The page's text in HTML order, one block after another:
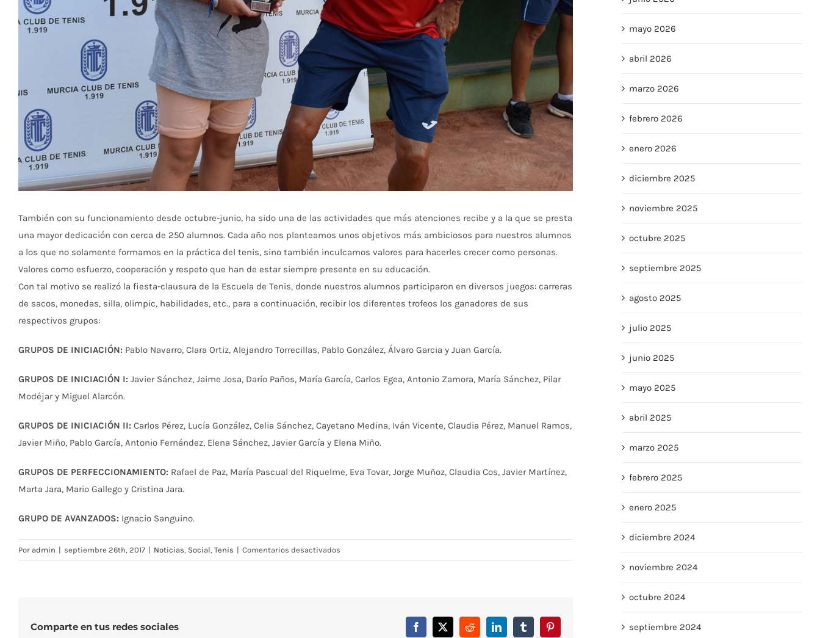
También con su funcionamiento desde octubre-junio, ha sido una de las actividades que más atenciones recibe y a la que se presta
una mayor dedicación con cerca de 250 alumnos. Cada año nos planteamos unos objetivos más ambiciosos para nuestros alumnos
a los que no solamente formamos en la práctica del tenis, sino también inculcamos valores para hacerles crecer como personas.
Valores como esfuerzo, cooperación y respeto que han de estar siempre presente en su educación.
Con tal motivo se realizó la fiesta-clausura de la Escuela de Tenis, donde nuestros alumnos participaron en diversos juegos: carreras
de sacos, monedas, silla, olimpic, habilidades, etc., para a continuación, recibir los diferentes trofeos los ganadores de sus
respectivos grupos:
GRUPOS DE INICIACIÓN: Pablo Navarro, Clara Ortiz, Alejandro Torrecillas, Pablo González, Álvaro Garcia y Juan García.
GRUPOS DE INICIACIÓN I: Javier Sánchez, Jaime Josa, Darío Paños, María García, Carlos Egea, Antonio Zamora, María Sánchez, Pilar
Modéjar y Miguel Alarcón.
GRUPOS DE INICIACIÓN II: Carlos Pérez, Lucía González, Celia Sánchez, Cayetano Medina, Iván Vicente, Claudia Pérez, Manuel Ramos,
Javier Miño, Pablo García, Antonio Fernández, Elena Sánchez, Javier García y Elena Miño.
GRUPOS DE PERFECCIONAMIENTO: Rafael de Paz, María Pascual del Riquelme, Eva Tovar, Jorge Muñoz, Claudia Cos, Javier Martínez,
Marta Jara, Mario Gallego y Cristina Jara.
GRUPO DE AVANZADOS: Ignacio Sanguino.
Por admin | septiembre 26th, 2017 | Noticias, Social, Tenis | Comentarios desactivados
Comparte en tus redes sociales Facebook
X RedditLinkedInTumblrPinterest
mayo 2026
abril 2026
marzo 2026
febrero 2026
enero 2026
diciembre 2025
noviembre 2025
octubre 2025
septiembre 2025
agosto 2025
julio 2025
junio 2025
mayo 2025
abril 2025
marzo 2025
febrero 2025
enero 2025
diciembre 2024
noviembre 2024
octubre 2024
septiembre 2024